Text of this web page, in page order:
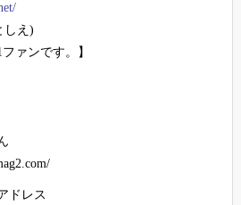
しえ)
ァンです。】
ドレス